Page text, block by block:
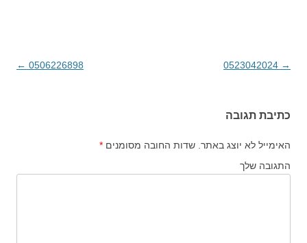
ניווט בפוסטים
→
0506226898
←
כתיבת תגובה
האימייל לא יוצג באתר. שדות החובה מסומנים *
התגובה שלך